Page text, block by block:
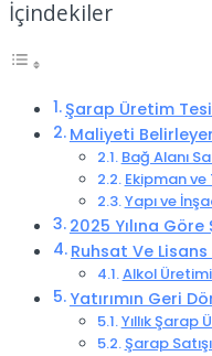
İçindekiler
Şarap Üretim
Maliyeti
Bağ Alanı
Ekipman ve
Yapı ve
2025 Yılına
Ruhsat Ve
Alkol
Yatırımın Geri
Yıllık Şarap
Şarap